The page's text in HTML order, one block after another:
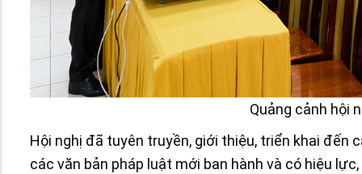
Quảng cảnh hội
Hội nghị đã tuyên truyền, giới thiệu, triển khai đến
các văn bản pháp luật mới ban hành và có hiệu